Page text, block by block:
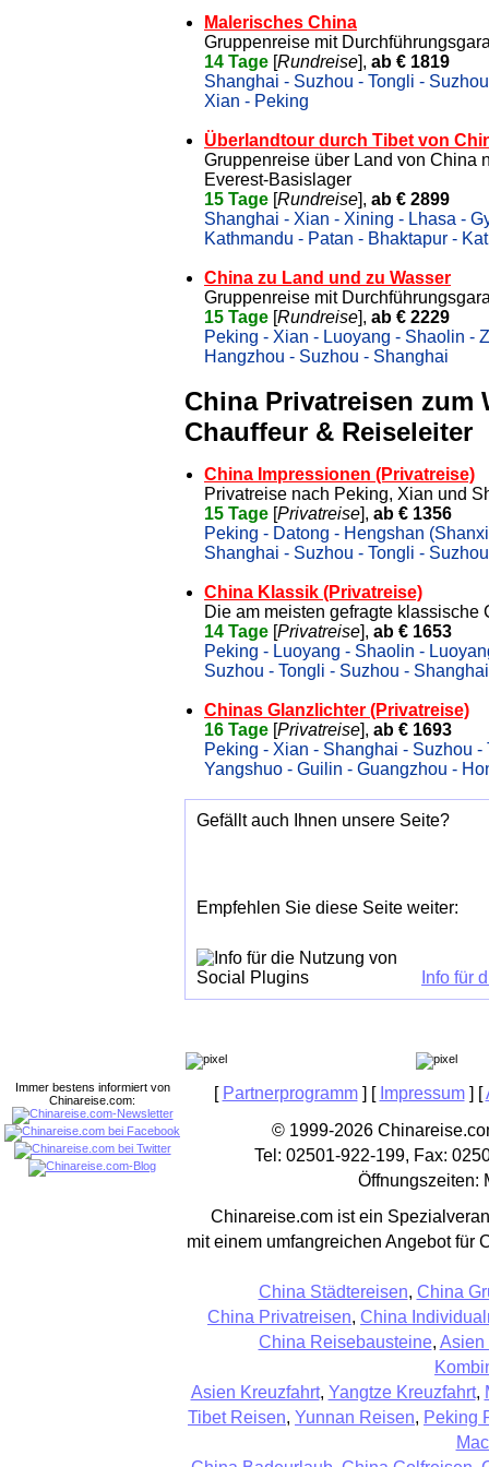
Malerisches China
Gruppenreise mit
14 Tage [Rundreise], ab € 1819
Shanghai - Suzhou - Tongli -
Xian - Peking
Überlandtour durch Tibet von
Gruppenreise über Land von China
Everest-Basislager
15 Tage [Rundreise], ab € 2899
Shanghai - Xian - Xining - Lhasa -
Kathmandu - Patan - Bhaktapur -
China zu Land und zu Wasser
Gruppenreise mit
15 Tage [Rundreise], ab € 2229
Peking - Xian - Luoyang - Shaolin -
Hangzhou - Suzhou - Shanghai
China Privatreisen zum
Chauffeur & Reiseleiter
China Impressionen (Privatreise)
Privatreise nach Peking, Xian und
15 Tage [Privatreise], ab € 1356
Peking - Datong - Hengshan
Shanghai - Suzhou - Tongli -
China Klassik (Privatreise)
Die am meisten gefragte
14 Tage [Privatreise], ab € 1653
Peking - Luoyang - Shaolin -
Suzhou - Tongli - Suzhou - Shanghai
Chinas Glanzlichter (Privatreise)
16 Tage [Privatreise], ab € 1693
Peking - Xian - Shanghai - Suzhou
Yangshuo - Guilin - Guangzhou -
Gefällt auch Ihnen unsere Seite?
Empfehlen Sie diese Seite weiter:
Info für
[ Partnerprogramm] [ Impressum] [
© 1999-2026
Tel: 02501-922-199, Fax:
Öffnungszeiten:
Chinareise.com ist ein
mit einem umfangreichen Angebot für
China Städtereisen, China
China Privatreisen, China
China Reisebausteine, Asien
Asien Kreuzfahrt, Yangtze Kreuzfahrt,
Tibet Reisen, Yunnan Reisen, Peking
Immer bestens informiert von
Chinareise.com: